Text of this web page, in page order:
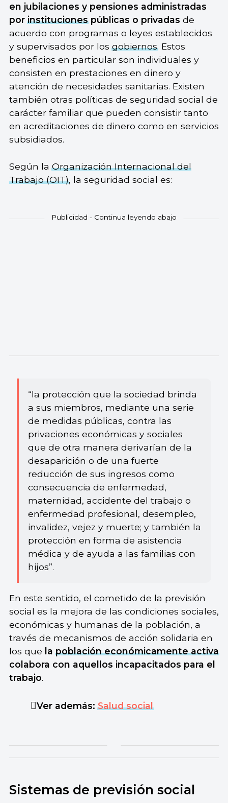
en jubilaciones y pensiones administradas
porinstitucionespúblicas o privadas de
acuerdo con programas o leyes establecidos
y supervisados por losgobiernos. Estos
beneficios en particular son individuales y
consisten en prestaciones en dinero y
atención de necesidades sanitarias. Existen
también otras políticas de seguridad social de
carácter familiar que pueden consistir tanto
en acreditaciones de dinero como en servicios
subsidiados.
Según laOrganización Internacional del
Trabajo (OIT), la seguridad social es:
“la protección que la sociedad brinda
a sus miembros, mediante una serie
de medidas públicas, contra las
privaciones económicas y sociales
que de otra manera derivarían de la
desaparición o de una fuerte
reducción de sus ingresos como
consecuencia de enfermedad,
maternidad, accidente del trabajo o
enfermedad profesional, desempleo,
invalidez, vejez y muerte; y también la
protección en forma de asistencia
médica y de ayuda a las familias con
hijos”.
En este sentido, el cometido de la previsión
social es la mejora de las condiciones sociales,
económicas y humanas de la población, a
través de mecanismos de acción solidaria en
los que lapoblación económicamente activa
colabora con aquellos incapacitados para el
trabajo.
Ver además:Salud social
Sistemas de previsión social